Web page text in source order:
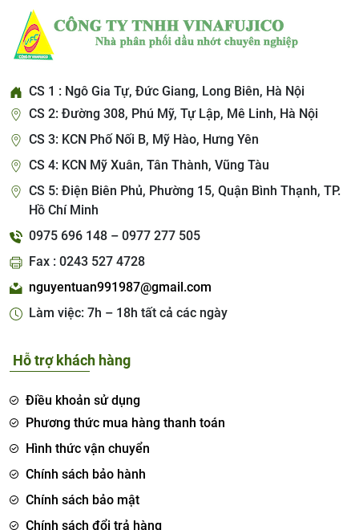
CS 1 : Ngô Gia Tự, Đức Giang, Long Biên, Hà Nội
CS 2: Đường 308, Phú Mỹ, Tự Lập, Mê Linh, Hà Nội
CS 3: KCN Phố Nối B, Mỹ Hào, Hưng Yên
CS 4: KCN Mỹ Xuân, Tân Thành, Vũng Tàu
CS 5: Điện Biên Phủ, Phường 15, Quận Bình Thạnh, TP.
Hồ Chí Minh
0975 696 148 – 0977 277 505
Fax : 0243 527 4728
nguyentuan991987@gmail.com
Làm việc: 7h – 18h tất cả các ngày
Hỗ trợ khách hàng
Điều khoản sử dụng
Phương thức mua hàng thanh toán
Hình thức vận chuyển
Chính sách bảo hành
Chính sách bảo mật
Chính sách đổi trả hàng